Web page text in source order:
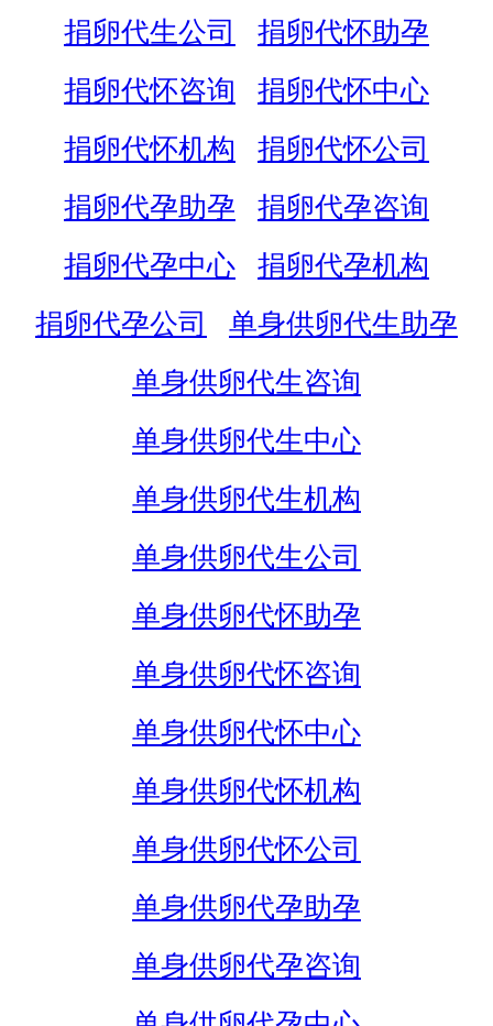
捐卵代生公司
捐卵代怀助孕
捐卵代怀咨询
捐卵代怀中心
捐卵代怀机构
捐卵代怀公司
捐卵代孕助孕
捐卵代孕咨询
捐卵代孕中心
捐卵代孕机构
捐卵代孕公司
单身供卵代生助孕
单身供卵代生咨询
单身供卵代生中心
单身供卵代生机构
单身供卵代生公司
单身供卵代怀助孕
单身供卵代怀咨询
单身供卵代怀中心
单身供卵代怀机构
单身供卵代怀公司
单身供卵代孕助孕
单身供卵代孕咨询